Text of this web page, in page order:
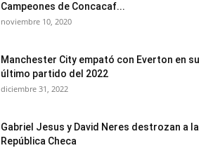
Campeones de Concacaf...
noviembre 10, 2020
Manchester City empató con Everton en su
último partido del 2022
diciembre 31, 2022
Gabriel Jesus y David Neres destrozan a la
República Checa